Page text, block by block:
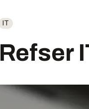
IT
Refser